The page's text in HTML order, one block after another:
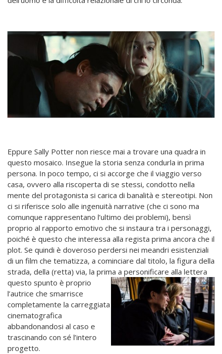
Eppure Sally Potter non riesce mai a trovare una quadra in
questo mosaico. Insegue la storia senza condurla in prima
persona. In poco tempo, ci si accorge che il viaggio verso
casa, ovvero alla riscoperta di se stessi, condotto nella
mente del protagonista si carica di banalità e stereotipi. Non
ci si riferisce solo alle ingenuità narrative (che ci sono ma
comunque rappresentano l’ultimo dei problemi), bensì
proprio al rapporto emotivo che si instaura tra i personaggi,
poiché è questo che interessa alla regista prima ancora che il
plot. Se quindi è doveroso perdersi nei meandri esistenziali
di un film che tematizza, a cominciare dal titolo, la figura della
strada, della (retta) via, la prima a personificare alla lettera
questo spunto è proprio
l’autrice che smarrisce
completamente la carreggiata
cinematografica
abbandonandosi al caso e
trascinando con sé l’intero
progetto.